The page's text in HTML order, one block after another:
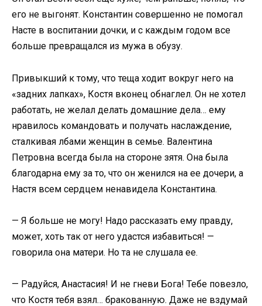
его не выгонят. Константин совершенно не помогал
Насте в воспитании дочки, и с каждым годом все
больше превращался из мужа в обузу.
Привыкший к тому, что теща ходит вокруг него на
«задних лапках», Костя вконец обнаглел. Он не хотел
работать, не желал делать домашние дела… ему
нравилось командовать и получать наслаждение,
сталкивая лбами женщин в семье. Валентина
Петровна всегда была на стороне зятя. Она была
благодарна ему за то, что он женился на ее дочери, а
Настя всем сердцем ненавидела Константина.
— Я больше не могу! Надо рассказать ему правду,
может, хоть так от него удастся избавиться! —
говорила она матери. Но та не слушала ее.
— Радуйся, Анастасия! И не гневи Бога! Тебе повезло,
что Костя тебя взял… бракованную. Даже не вздумай